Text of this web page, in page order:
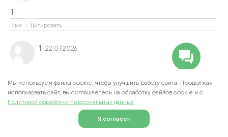
1
Имя Цитировать
1 22.07.2026
22.07.2026
Мы используем файлы cookie, чтобы улучшить работу сайта. Продолжая
использовать сайт, вы соглашаетесь на обработку файлов cookie и c
Политикой обработки персональных данных.
Я согласен